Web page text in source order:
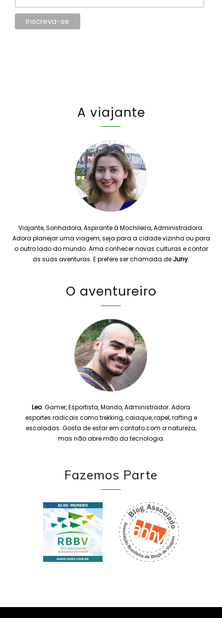
A viajante
Viajante, Sonhadora, Aspirante à Mochileira, Administradora.
Adora planejar uma viagem, seja para a cidade vizinha ou para
o outro lado do mundo. Ama conhecer novas culturas e contar
as suas aventuras. E prefere ser chamada de Juny.
O aventureiro
Leo: Gamer, Esportista, Marido, Administrador. Adora
esportes radicais como trekking, caiaque, rapel, rafting e
escaladas. Gosta de estar em contato com a natureza,
mas não abre mão da tecnologia.
Fazemos Parte